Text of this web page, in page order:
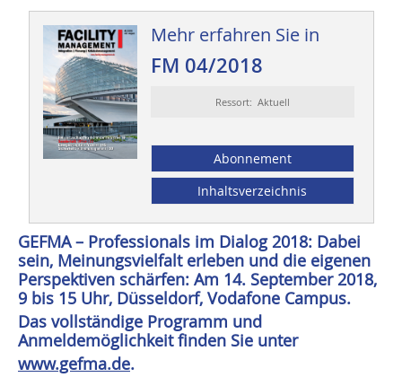
Mehr erfahren Sie in
FM 04/2018
Ressort: Aktuell
Abonnement
Inhaltsverzeichnis
GEFMA – Professionals im Dialog 2018: Dabei
sein, Meinungsvielfalt erleben und die eigenen
Perspektiven schärfen: Am 14. September 2018,
9 bis 15 Uhr, Düsseldorf, Vodafone Campus.
Das vollständige Programm und
Anmeldemöglichkeit finden Sie unter
www.gefma.de.